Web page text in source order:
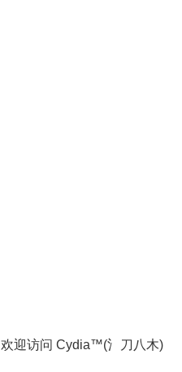
欢迎访问 Cydia™(氵刀八木)